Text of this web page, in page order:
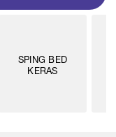
SPING BED
KERAS